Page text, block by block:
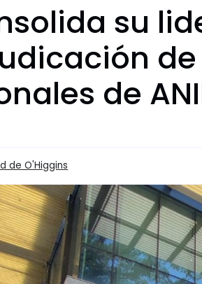
su
de
de
de O'Higgins